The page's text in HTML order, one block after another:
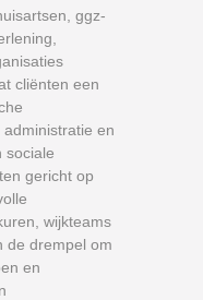
ggz-
cliënten een
en
sociale
gericht op
wijkteams
de drempel om
en